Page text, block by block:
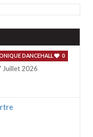
DANCEHALL 0
Juillet 2026